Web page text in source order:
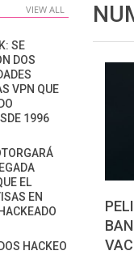
VIEW ALL
SE
DOS
VPN QUE
1996
EL
EN
HACKEO